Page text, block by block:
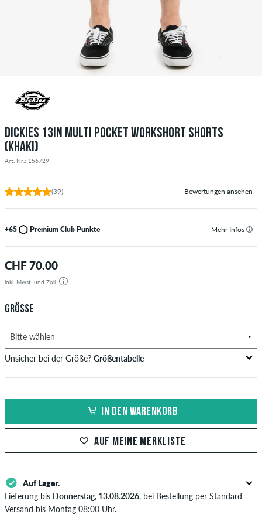
DICKIES 13IN MULTI POCKET WORKSHORT SHORTS
(KHAKI)
Art. Nr.: 156729
(39) Bewertungen ansehen
+65 Premium Club Punkte Mehr Infos
CHF 70.00
inkl. Mwst. und Zoll
GRÖSSE
Unsicher bei der Größe? Größentabelle
66-69
71-73,5
M 32-33
L 34
IN DEN WARENKORB
AUF MEINE MERKLISTE
Auf Lager.
Lieferung bis Donnerstag, 13.08.2026, bei Bestellung per Standard
Versand bis Montag 08:00 Uhr.